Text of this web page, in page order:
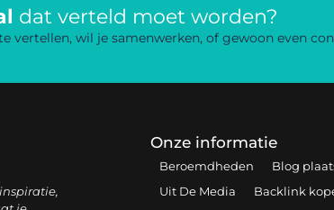
dat verteld moet worden?
vertellen, wil je samenwerken, of gewoon even
Onze informatie
Beroemdheden Blog
Uit De Media
Backlink